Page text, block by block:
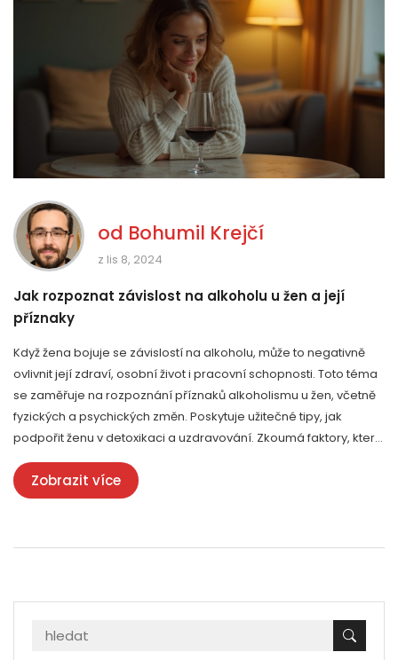
od Bohumil Krejčí
z lis 8, 2024
Jak rozpoznat závislost na alkoholu u žen a její
příznaky
Když žena bojuje se závislostí na alkoholu, může to negativně
ovlivnit její zdraví, osobní život i pracovní schopnosti. Toto téma
se zaměřuje na rozpoznání příznaků alkoholismu u žen, včetně
fyzických a psychických změn. Poskytuje užitečné tipy, jak
podpořit ženu v detoxikaci a uzdravování. Zkoumá faktory, které
způsobují, že ženy jsou zranitelnější k rozvoji závislosti na
alkoholu. Cílem je pomoci čtenářům rozpoznat a pochopit
známky alkoholismu a poskytnout podporu potřebnou pro
Zobrazit více